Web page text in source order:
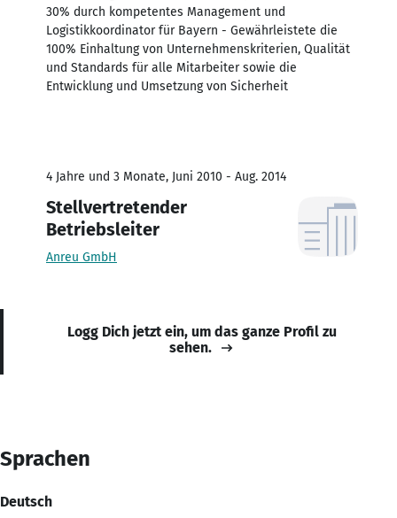
30% durch kompetentes Management und
Logistikkoordinator für Bayern - Gewährleistete die
100% Einhaltung von Unternehmenskriterien, Qualität
und Standards für alle Mitarbeiter sowie die
Entwicklung und Umsetzung von Sicherheit
4 Jahre und 3 Monate, Juni 2010 - Aug. 2014
Stellvertretender
Betriebsleiter
Anreu GmbH
Logg Dich jetzt ein, um das ganze Profil zu
sehen.
Sprachen
Deutsch